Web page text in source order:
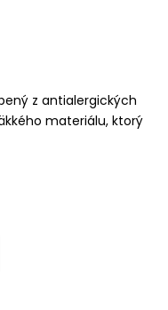
z antialergických
materiálu, ktorý